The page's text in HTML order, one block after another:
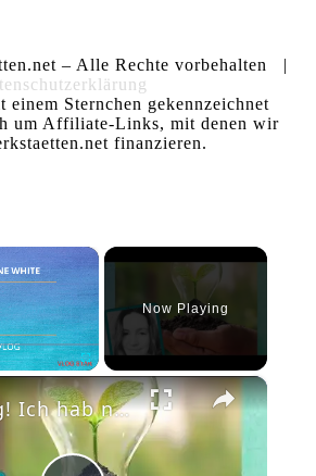
– Alle Rechte vorbehalten |
Sternchen gekennzeichnet
um Affiliate-Links, mit denen wir
finanzieren.
×
Fullscreen
Now Playing
×
#Vlog! Ich hab nach einem neuen Strom und Gasanbiter gesucht. Die Preise sind so extrem hoch.